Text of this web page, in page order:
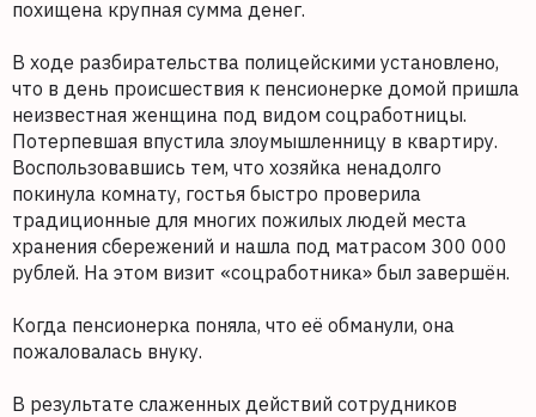
похищена крупная сумма денег.
В ходе разбирательства полицейскими установлено,
что в день происшествия к пенсионерке домой пришла
неизвестная женщина под видом соцработницы.
Потерпевшая впустила злоумышленницу в квартиру.
Воспользовавшись тем, что хозяйка ненадолго
покинула комнату, гостья быстро проверила
традиционные для многих пожилых людей места
хранения сбережений и нашла под матрасом 300 000
рублей. На этом визит «соцработника» был завершён.
Когда пенсионерка поняла, что её обманули, она
пожаловалась внуку.
В результате слаженных действий сотрудников